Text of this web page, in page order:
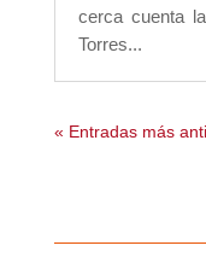
cerca cuenta
Torres...
« Entradas más